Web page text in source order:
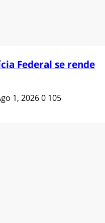
Federal se rende
1, 20260 105